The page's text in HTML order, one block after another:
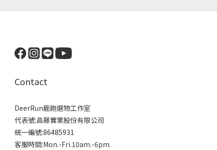
Contact
DeerRun鹿跑選物工作室
代表號:昌藤實業股份有限公司
統一編號:86485931
客服時間:Mon.-Fri.10am.-6pm.